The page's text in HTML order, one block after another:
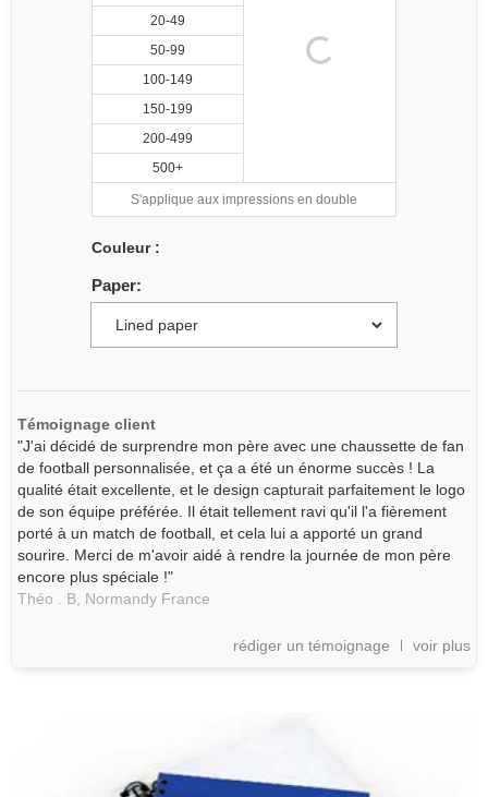
20-49
50-99
100-149
150-199
200-499
500+
S'applique aux impressions en double
Couleur :
Paper:
Témoignage client
"J'ai décidé de surprendre mon père avec une chaussette de fan
de football personnalisée, et ça a été un énorme succès ! La
qualité était excellente, et le design capturait parfaitement le logo
de son équipe préférée. Il était tellement ravi qu'il l'a fièrement
porté à un match de football, et cela lui a apporté un grand
sourire. Merci de m'avoir aidé à rendre la journée de mon père
encore plus spéciale !"
Théo . B, Normandy France
rédiger un témoignage voir plus